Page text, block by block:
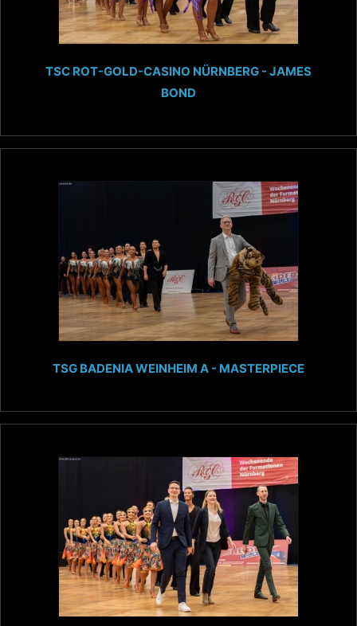
TSC ROT-GOLD-CASINO NÜRNBERG - JAMES
BOND
TSG BADENIA WEINHEIM A - MASTERPIECE